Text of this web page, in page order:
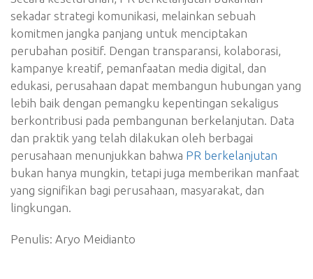
sekadar strategi komunikasi, melainkan sebuah
komitmen jangka panjang untuk menciptakan
perubahan positif. Dengan transparansi, kolaborasi,
kampanye kreatif, pemanfaatan media digital, dan
edukasi, perusahaan dapat membangun hubungan yang
lebih baik dengan pemangku kepentingan sekaligus
berkontribusi pada pembangunan berkelanjutan. Data
dan praktik yang telah dilakukan oleh berbagai
perusahaan menunjukkan bahwa PR berkelanjutan
bukan hanya mungkin, tetapi juga memberikan manfaat
yang signifikan bagi perusahaan, masyarakat, dan
lingkungan.
Penulis: Aryo Meidianto